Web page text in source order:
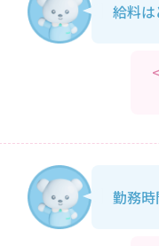
給料は
勤務